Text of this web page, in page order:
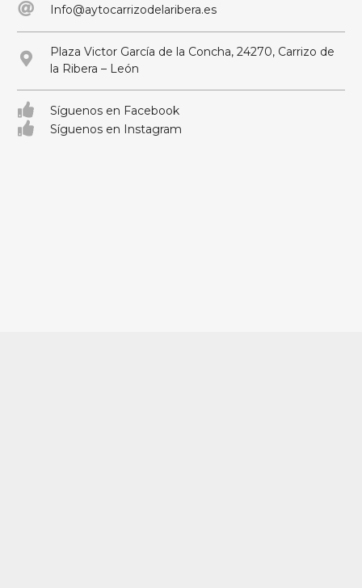
Info@aytocarrizodelaribera.es
Plaza Victor García de la Concha, 24270, Carrizo de
la Ribera – León
Síguenos en Facebook
Síguenos en Instagram